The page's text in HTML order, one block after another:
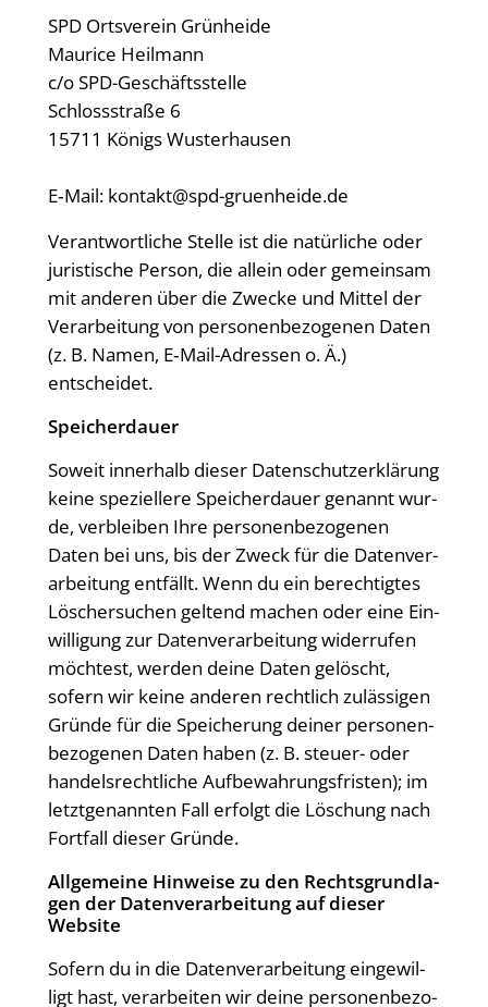
SPD Orts­ver­ein Grünheide
Mau­rice Heil­mann
c/​o SPD-Geschäfts­stel­le
Schloss­stra­ße 6
15711 Königs Wus­ter­hau­sen
E‑Mail: kontakt@spd-gruenheide.de
Ver­ant­wort­li­che Stel­le ist die natür­li­che oder
juris­ti­sche Per­son, die allein oder gemein­sam
mit ande­ren über die Zwe­cke und Mit­tel der
Ver­ar­bei­tung von per­so­nen­be­zo­ge­nen Daten
(z. B. Namen, E‑Mail-Adres­sen o. Ä.)
entscheidet.
Spei­cher­dau­er
Soweit inner­halb die­ser Daten­schutz­er­klä­rung
kei­ne spe­zi­el­le­re Spei­cher­dau­er genannt wur­
de, ver­blei­ben Ihre per­so­nen­be­zo­ge­nen
Daten bei uns, bis der Zweck für die Daten­ver­
ar­bei­tung ent­fällt. Wenn du ein berech­tig­tes
Löscher­su­chen gel­tend machen oder eine Ein­
wil­li­gung zur Daten­ver­ar­bei­tung wider­ru­fen
möch­test, wer­den dei­ne Daten gelöscht,
sofern wir kei­ne ande­ren recht­lich zuläs­si­gen
Grün­de für die Spei­che­rung dei­ner per­so­nen­
be­zo­ge­nen Daten haben (z. B. steu­er- oder
han­dels­recht­li­che Auf­be­wah­rungs­fris­ten); im
letzt­ge­nann­ten Fall erfolgt die Löschung nach
Fort­fall die­ser Gründe.
All­ge­mei­ne Hin­wei­se zu den Rechts­grund­la­
gen der Daten­ver­ar­bei­tung auf die­ser
Website
Sofern du in die Daten­ver­ar­bei­tung ein­ge­wil­
ligt hast, ver­ar­bei­ten wir dei­ne per­so­nen­be­zo­